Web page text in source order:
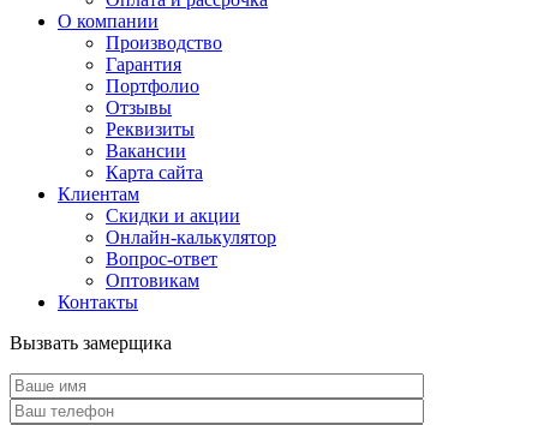
О компании
Производство
Гарантия
Портфолио
Отзывы
Реквизиты
Вакансии
Карта сайта
Клиентам
Скидки и акции
Онлайн-калькулятор
Вопрос-ответ
Оптовикам
Контакты
Вызвать замерщика